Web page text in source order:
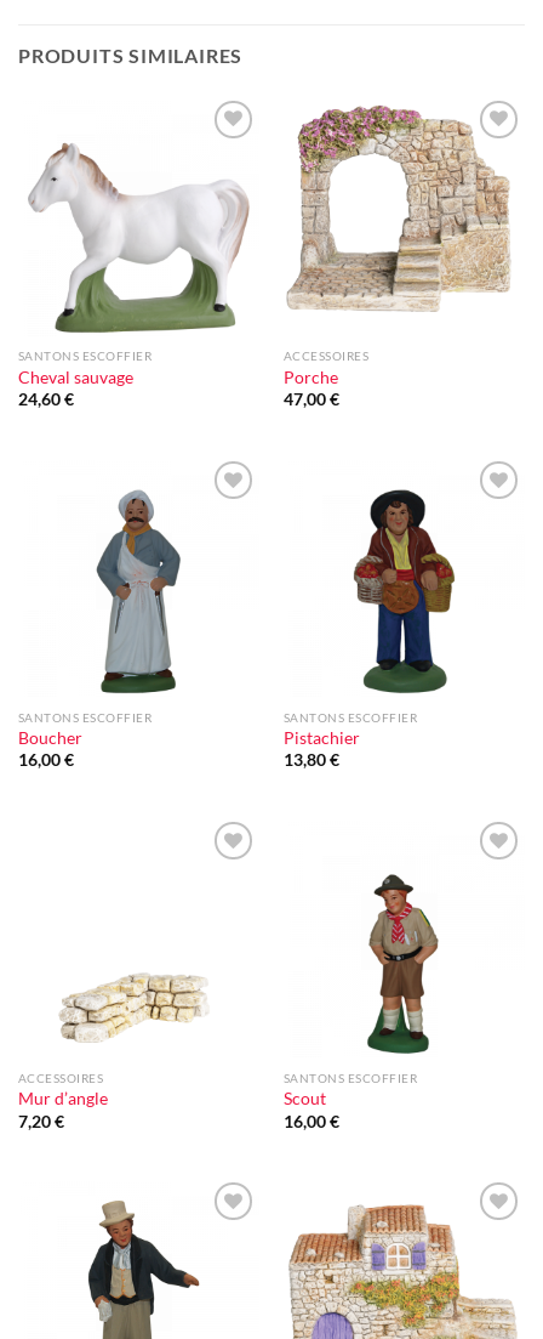
PRODUITS SIMILAIRES
d'envie
SANTONS ESCOFFIER
Cheval sauvage
24,60€
Ajouter
à la liste
d'envie
ACCESSOIRES
Porche
47,00€
SANTONS ESCOFFIER
Boucher
16,00€
SANTONS ESCOFFIER
Pistachier
13,80€
ACCESSOIRES
Mur d’angle
7,20€
SANTONS ESCOFFIER
Scout
16,00€